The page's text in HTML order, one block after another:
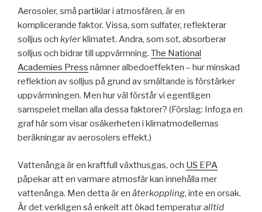
Aerosoler, små partiklar i atmosfären, är en
komplicerande faktor. Vissa, som sulfater, reflekterar
solljus och kyler klimatet. Andra, som sot, absorberar
solljus och bidrar till uppvärmning. The National
Academies Press nämner albedoeffekten – hur minskad
reflektion av solljus på grund av smältande is förstärker
uppvärmningen. Men hur väl förstår vi egentligen
samspelet mellan alla dessa faktorer? (Förslag: Infoga en
graf här som visar osäkerheten i klimatmodellernas
beräkningar av aerosolers effekt.)
Vattenånga är en kraftfull växthusgas, och US EPA
påpekar att en varmare atmosfär kan innehålla mer
vattenånga. Men detta är en återkoppling, inte en orsak.
Är det verkligen så enkelt att ökad temperaturalltid